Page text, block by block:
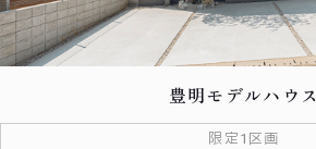
豊明モデルハウス
限定1区画